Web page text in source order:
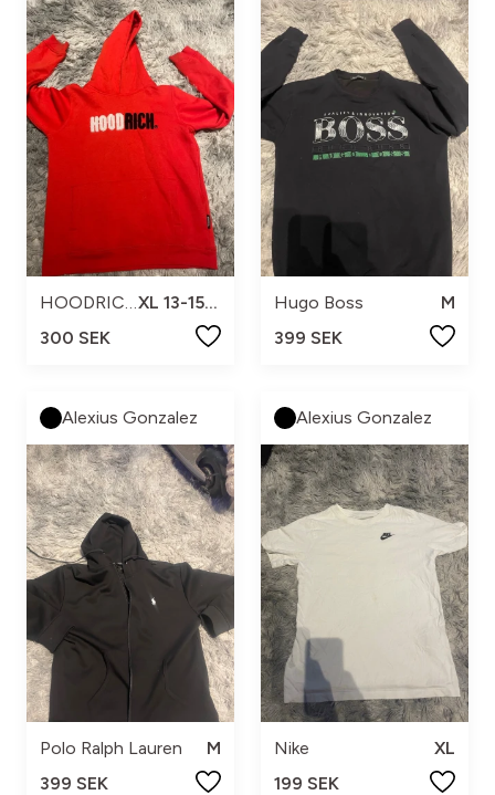
HOODRICH
XL 13-15år
300 SEK
Hugo Boss
M
399 SEK
Alexius Gonzalez
Polo Ralph Lauren
M
399 SEK
Alexius Gonzalez
Nike
XL
199 SEK